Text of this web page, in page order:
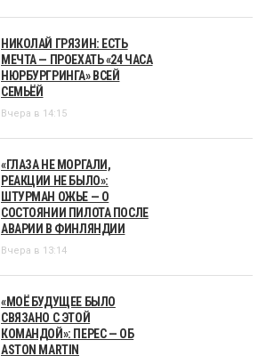
НИКОЛАЙ ГРЯЗИН: ЕСТЬ
МЕЧТА — ПРОЕХАТЬ «24 ЧАСА
НЮРБУРГРИНГА» ВСЕЙ
СЕМЬЁЙ
Вчера в 14:15
«ГЛАЗА НЕ МОРГАЛИ,
РЕАКЦИИ НЕ БЫЛО»:
ШТУРМАН ОЖЬЕ — О
СОСТОЯНИИ ПИЛОТА ПОСЛЕ
АВАРИИ В ФИНЛЯНДИИ
Вчера в 13:14
«МОЁ БУДУЩЕЕ БЫЛО
СВЯЗАНО С ЭТОЙ
КОМАНДОЙ»: ПЕРЕС — ОБ
ASTON MARTIN